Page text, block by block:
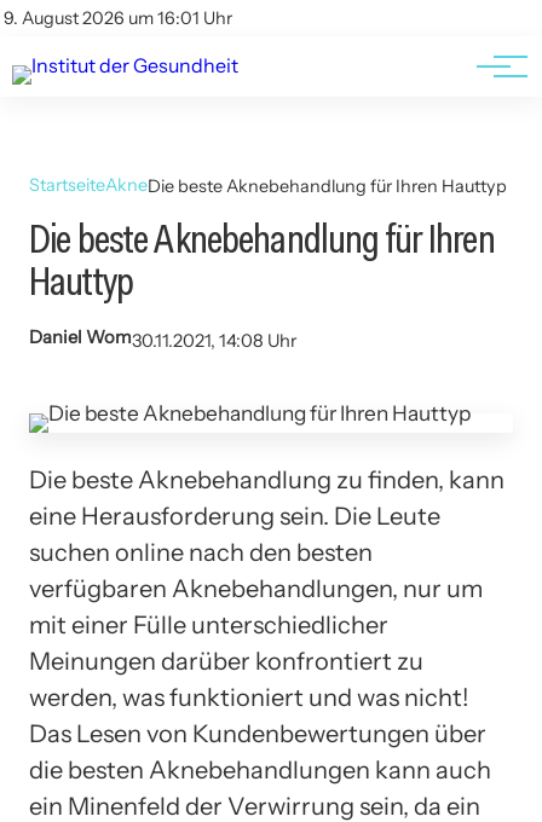
9. August 2026 um 16:01 Uhr
Kontakt
Kontakt
AGBs
StartseiteAkneDie beste Aknebehandlung für Ihren Hauttyp
Die beste Aknebehandlung für Ihren
Hauttyp
Daniel Wom30.11.2021, 14:08 Uhr
Die beste Aknebehandlung zu finden, kann
eine Herausforderung sein. Die Leute
suchen online nach den besten
verfügbaren Aknebehandlungen, nur um
mit einer Fülle unterschiedlicher
Meinungen darüber konfrontiert zu
werden, was funktioniert und was nicht!
Das Lesen von Kundenbewertungen über
die besten Aknebehandlungen kann auch
ein Minenfeld der Verwirrung sein, da ein